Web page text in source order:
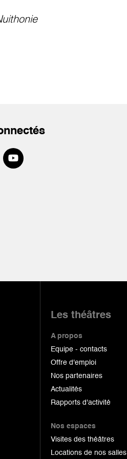
Les théâtres
A propos
Equipe - contacts
Offre d'emploi
Nos partenaires
Actualités
Rapports d'activité
Nos espaces
Visites des théâtres
Locations de nos salles